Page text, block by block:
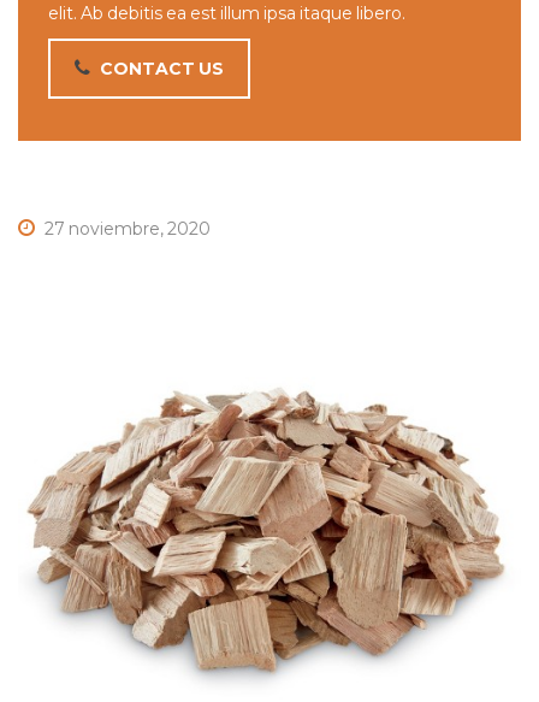
27 noviembre, 2020
elit. Ab debitis ea est illum ipsa itaque libero.
CONTACT US